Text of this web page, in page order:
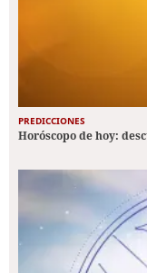
PREDICCIONES
Horóscopo de hoy: